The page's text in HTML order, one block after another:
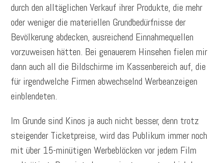
durch den alltäglichen Verkauf ihrer Produkte, die mehr
oder weniger die materiellen Grundbedürfnisse der
Bevölkerung abdecken, ausreichend Einnahmequellen
vorzuweisen hätten. Bei genauerem Hinsehen fielen mir
dann auch all die Bildschirme im Kassenbereich auf, die
für irgendwelche Firmen abwechselnd Werbeanzeigen
einblendeten.
Im Grunde sind Kinos ja auch nicht besser, denn trotz
steigender Ticketpreise, wird das Publikum immer noch
mit über 15-minütigen Werbeblöcken vor jedem Film